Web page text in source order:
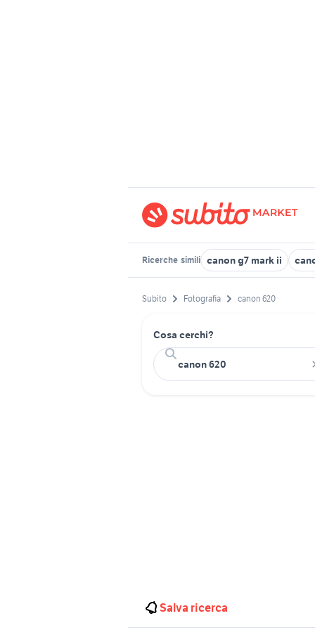
Ricerche simili canon g7 mark ii
Subito Fotografia canon 620
Cosa cerchi?
Salva ricerca